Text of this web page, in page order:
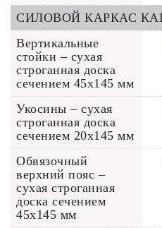
СИЛОВОЙ КАРКАС
Вертикальные
стойки – сухая
строганная доска
сечением 45x145 мм
Укосины – сухая
строганная доска
сечением 20x145 мм
Обвязочный
верхний пояс –
сухая строганная
доска сечением
45x145 мм